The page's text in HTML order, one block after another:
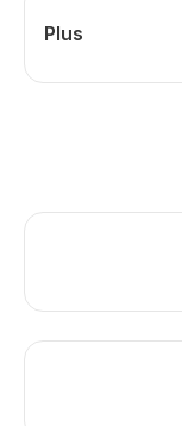
Plus